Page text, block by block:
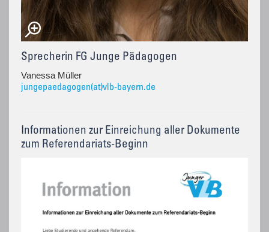
Sprecherin FG Junge Pädagogen
Vanessa Müller
jungepaedagogen(at)vlb-bayern.de
Informationen zur Einreichung aller Dokumente
zum Referendariats-Beginn